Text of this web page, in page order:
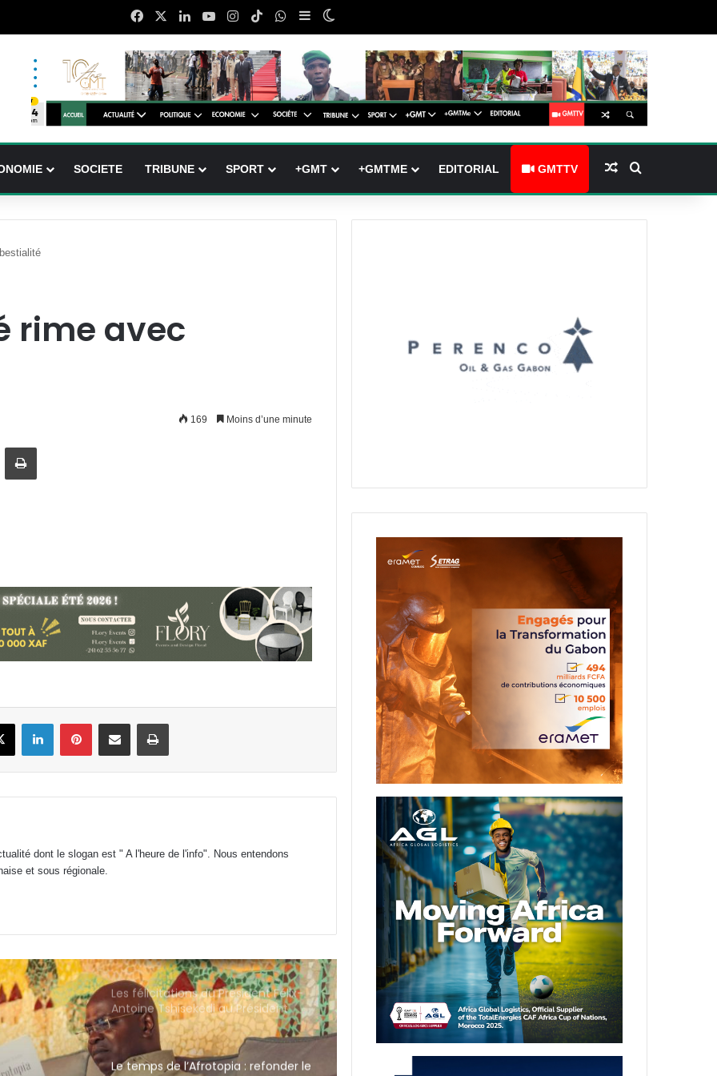
FacebookLinkedinYouTubeInstagram
TikTokWhatsApp
Sidebar (barre latérale)
Switch skin
SOCIETE TRIBUNE SPORT +GMT +GMTME EDITORIAL GMTTV Article Aléatoire
rime avec
169 Moins d’une minute
par email Imprimer
X LinkedinPinterestPartager par email Imprimer
dont le slogan est " A l'heure de l'info". Nous entendons
et sous régionale.
Gabon : les hépatites virales et les
maladies digestives au cœur d’un
double congrès scientifique
paupérisation programmée des
agents de l’État !
Valery Ondo : « le Gabon n’a pas les
Services consulaires : Le traitement
des visas de routine pour le Gabon
Antoine Tshisekedi au Président
développement du Gabon
Le temps de l’Afrotopia : refonder le
Gabon par ses propres forces
Gabon : la SOGADA présente ses